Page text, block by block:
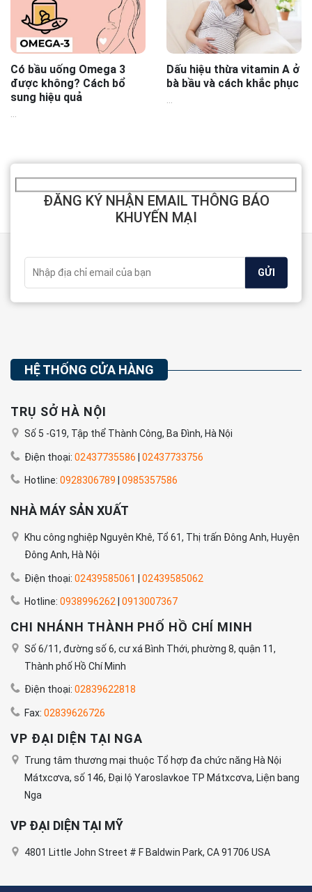
Có bầu uống Omega 3
được không? Cách bổ
sung hiệu quả
...
Dấu hiệu thừa vitamin A ở
bà bầu và cách khắc phục
...
ĐĂNG KÝ NHẬN EMAIL THÔNG BÁO
KHUYẾN MẠI
HỆ THỐNG CỬA HÀNG
TRỤ SỞ HÀ NỘI
Số 5 -G19, Tập thể Thành Công, Ba Đình, Hà Nội
Điện thoại: 02437735586 02437733756
Hotline: 0928306789 0985357586
NHÀ MÁY SẢN XUẤT
Khu công nghiệp Nguyên Khê, Tổ 61, Thị trấn Đông Anh, Huyện
Đông Anh, Hà Nội
Điện thoại: 02439585061 | 02439585062
Hotline: 0938996262 0913007367
CHI NHÁNH THÀNH PHỐ HỒ CHÍ MINH
Số 6/11, đường số 6, cư xá Bình Thới, phường 8, quận 11,
Thành phố Hồ Chí Minh
Điện thoại: 02839622818
Fax: 02839626726
VP ĐẠI DIỆN TẠI NGA
Trung tâm thương mại thuộc Tổ hợp đa chức năng Hà Nội
Mátxcơva, số 146, Đại lộ Yaroslavkoe TP Mátxcơva, Liện bang
Nga
VP ĐẠI DIỆN TẠI MỸ
4801 Little John Street # F Baldwin Park, CA 91706 USA